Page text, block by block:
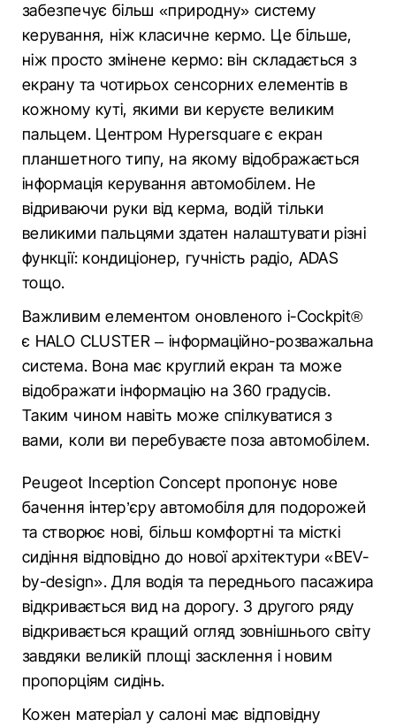
забезпечує більш «природну» систему
керування, ніж класичне кермо. Це більше,
ніж просто змінене кермо: він складається з
екрану та чотирьох сенсорних елементів в
кожному куті, якими ви керуєте великим
пальцем. Центром Hypersquare є екран
планшетного типу, на якому відображається
інформація керування автомобілем. Не
відриваючи руки від керма, водій тільки
великими пальцями здатен налаштувати різні
функції: кондиціонер, гучність радіо, ADAS
тощо.
Важливим елементом оновленого i-Cockpit®
є HALO CLUSTER – інформаційно-розважальна
система. Вона має круглий екран та може
відображати інформацію на 360 градусів.
Таким чином навіть може спілкуватися з
вами, коли ви перебуваєте поза автомобілем.
Peugeot Inception Concept пропонує нове
бачення інтер’єру автомобіля для подорожей
та створює нові, більш комфортні та місткі
сидіння відповідно до нової архітектури «BEV-
by-design». Для водія та переднього пасажира
відкривається вид на дорогу. З другого ряду
відкривається кращий огляд зовнішнього світу
завдяки великій площі засклення і новим
пропорціям сидінь.
Кожен матеріал у салоні має відповідну